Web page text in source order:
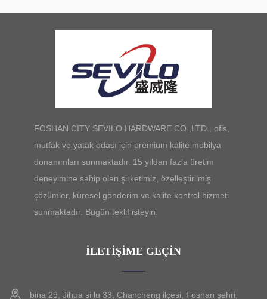
FOSHAN CITY SEVILO HARDWARE CO.,LTD., ofis,
mutfak ve yatak odası için premium kalite mobilya
donanımları sunmaktadır. 15 yıldan fazla üretim
deneyimine sahip olan şirketimiz, özelleştirilmiş
çözümler, küresel gönderim ve kalite kontrol hizmeti
sunmaktadır. Bugün teklif isteyin.
İLETIŞIME GEÇIN
bina 29, Jihua si lu 33, Chancheng ilçesi, Foshan şehri,